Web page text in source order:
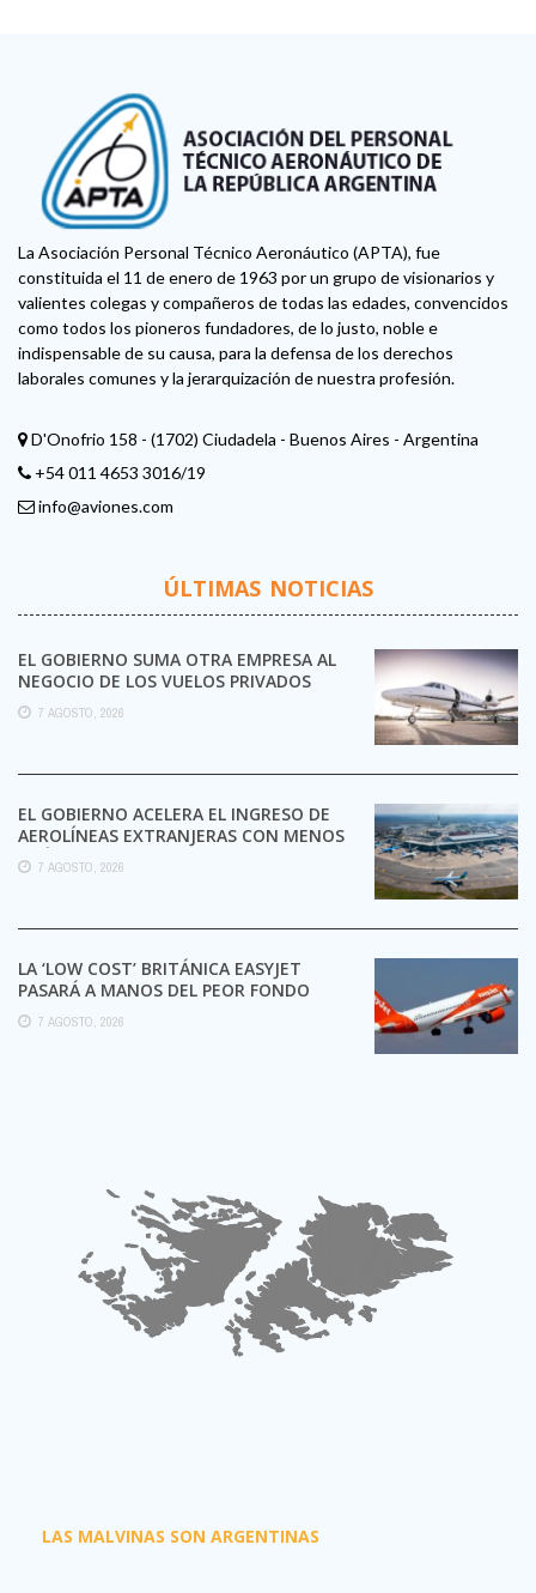
La Asociación Personal Técnico Aeronáutico (APTA), fue
constituida el 11 de enero de 1963 por un grupo de visionarios y
valientes colegas y compañeros de todas las edades, convencidos
como todos los pioneros fundadores, de lo justo, noble e
indispensable de su causa, para la defensa de los derechos
laborales comunes y la jerarquización de nuestra profesión.
D'Onofrio 158 - (1702) Ciudadela - Buenos Aires - Argentina
+54 011 4653 3016/19
info@aviones.com
ÚLTIMAS NOTICIAS
EL GOBIERNO SUMA OTRA EMPRESA AL
NEGOCIO DE LOS VUELOS PRIVADOS
7 AGOSTO, 2026
EL GOBIERNO ACELERA EL INGRESO DE
AEROLÍNEAS EXTRANJERAS CON MENOS
TRÁMITES
7 AGOSTO, 2026
LA ‘LOW COST’ BRITÁNICA EASYJET
PASARÁ A MANOS DEL PEOR FONDO
POSIBLE:
7 AGOSTO, 2026
LAS MALVINAS SON ARGENTINAS